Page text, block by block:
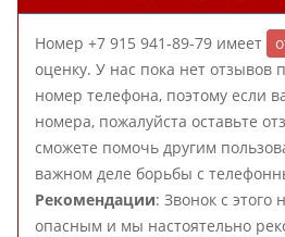
Номер +7 915 941-89-79 имеет
оценку. У нас пока нет отзывов
номер телефона, поэтому если
номера, пожалуйста оставьте
сможете помочь другим
важном деле борьбы с
Рекомендации: Звонок с
опасным и мы настоятельно